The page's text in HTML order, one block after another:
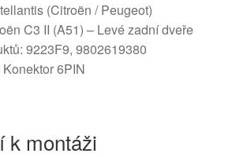
(Citroën / Peugeot)
C3 II (A51) – Levé zadní dveře
9223F9, 9802619380
6PIN
k montáži